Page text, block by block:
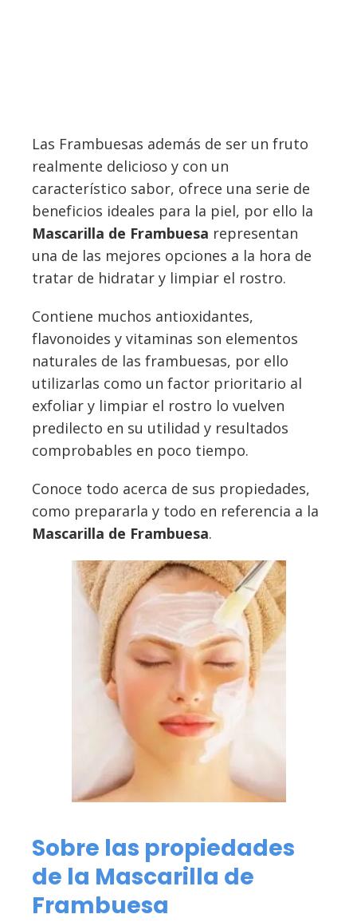
Las Frambuesas además de ser un fruto
realmente delicioso y con un
característico sabor, ofrece una serie de
beneficios ideales para la piel, por ello la
Mascarilla de Frambuesa representan
una de las mejores opciones a la hora de
tratar de hidratar y limpiar el rostro.
Contiene muchos antioxidantes,
flavonoides y vitaminas son elementos
naturales de las frambuesas, por ello
utilizarlas como un factor prioritario al
exfoliar y limpiar el rostro lo vuelven
predilecto en su utilidad y resultados
comprobables en poco tiempo.
Conoce todo acerca de sus propiedades,
como prepararla y todo en referencia a la
Mascarilla de Frambuesa.
Sobre las propiedades
de la Mascarilla de
Frambuesa